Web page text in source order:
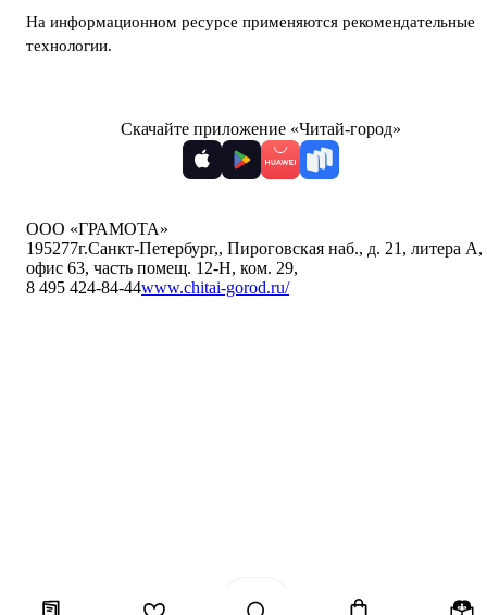
На информационном ресурсе применяются рекомендательные
технологии.
Скачайте приложение «Читай-город»
ООО «ГРАМОТА»
195277г.Санкт-Петербург,, Пироговская наб., д. 21, литера А,
офис 63, часть помещ. 12-Н, ком. 29,
8 495 424-84-44www.chitai-gorod.ru/